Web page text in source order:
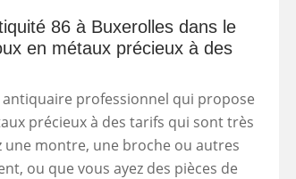
86 à Buxerolles dans le
en métaux précieux à des
professionnel qui propose
précieux à des tarifs qui sont très
une montre, une broche ou autres
ou que vous ayez des pièces de